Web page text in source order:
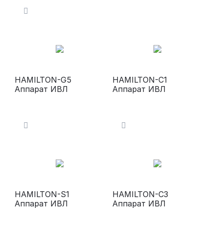
HAMILTON-G5
Аппарат ИВЛ
HAMILTON-С1
Аппарат ИВЛ
HAMILTON-S1
Аппарат ИВЛ
HAMILTON-С3
Аппарат ИВЛ